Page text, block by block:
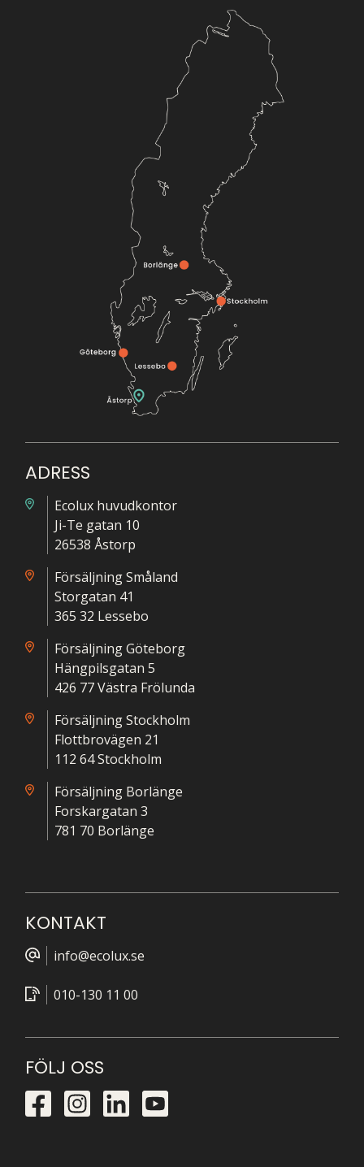
ADRESS
Ecolux huvudkontor
Ji-Te gatan 10
26538 Åstorp
Försäljning Småland
Storgatan 41
365 32 Lessebo
Försäljning Göteborg
Hängpilsgatan 5
426 77 Västra Frölunda
Försäljning Stockholm
Flottbrovägen 21
112 64 Stockholm
Försäljning Borlänge
Forskargatan 3
781 70 Borlänge
KONTAKT
info@ecolux.se
010-130 11 00
FÖLJ OSS